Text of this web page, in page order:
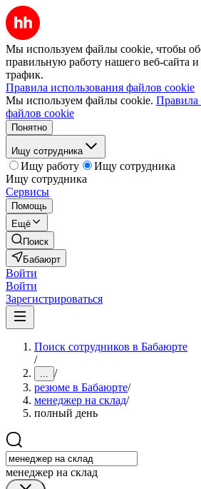
Мы используем файлы cookie, чтобы
правильную работу нашего веб-сайта и
трафик.
Правила использования файлов cookie
Мы используем файлы cookie. Правила
файлов cookie
Понятно
Ищу сотрудника
Ищу работу
Ищу сотрудника
Ищу сотрудника
Сервисы
Помощь
Ещё
Поиск
Бабаюрт
Войти
Войти
Зарегистрироваться
Поиск сотрудников в Бабаюрте
/
... /
резюме в Бабаюрте/
менеджер на склад/
полный день
менеджер на склад